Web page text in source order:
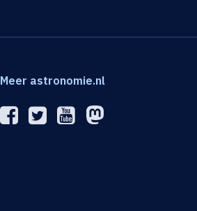
Meer astronomie.nl